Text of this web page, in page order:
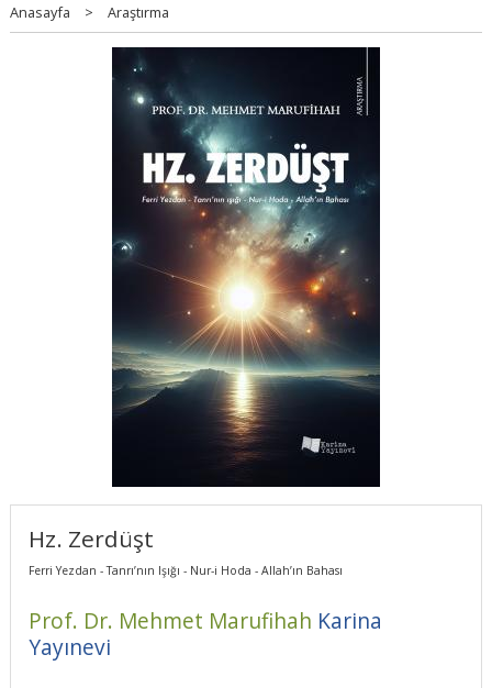
Anasayfa > Araştırma
Hz. Zerdüşt
Ferri Yezdan - Tanrı’nın Işığı - Nur-i Hoda - Allah’ın Bahası
Prof. Dr. Mehmet Marufihah Karina
Yayınevi